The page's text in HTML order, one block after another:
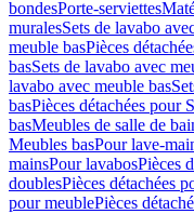
bondesPorte-serviettes
muralesSets de lavabo
meuble basPièces
basSets de lavabo avec
lavabo avec meuble bas
basPièces détachées pour
basMeubles de salle de
Meubles basPour lave-
mainsPour lavabosPièces
doublesPièces détachées
pour meublePièces